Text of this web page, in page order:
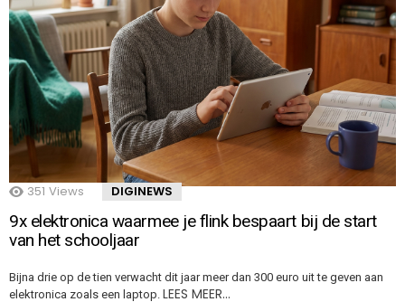
351 Views DIGINEWS
9x elektronica waarmee je flink bespaart bij de start
van het schooljaar
Bijna drie op de tien verwacht dit jaar meer dan 300 euro uit te geven aan
elektronica zoals een laptop. LEES MEER…